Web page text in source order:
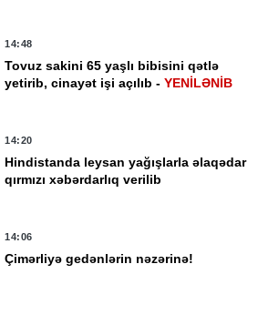
14:48
Tovuz sakini 65 yaşlı bibisini qətlə
yetirib, cinayət işi açılıb -YENİLƏNİB
14:20
Hindistanda leysan yağışlarla əlaqədar
qırmızı xəbərdarlıq verilib
14:06
Çimərliyə gedənlərin nəzərinə!